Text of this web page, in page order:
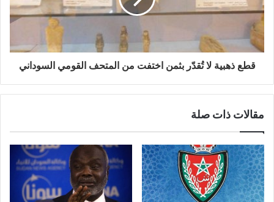
قطع ذهبية لا تُقدّر بثمن اختفت من المتحف القومي السوداني
مقالات ذات صلة